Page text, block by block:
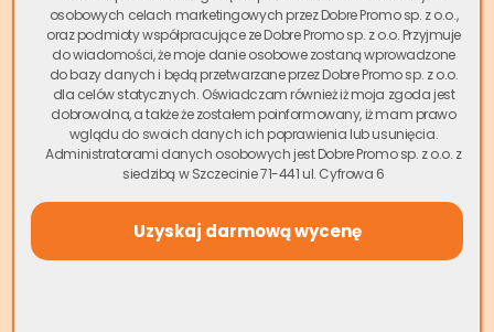
Jak działa komornik i co może
zająć na poczet spłaty długu?
osobowych celach marketingowych przez Dobre Promo sp. z o.o.,
oraz podmioty współpracujące ze Dobre Promo sp. z o.o. Przyjmuje
do wiadomości, że moje danie osobowe zostaną wprowadzone
do bazy danych i będą przetwarzane przez Dobre Promo sp. z o.o.
dla celów statycznych. Oświadczam również iż moja zgoda jest
dobrowolna, a także że zostałem poinformowany, iż mam prawo
wglądu do swoich danych ich poprawienia lub usunięcia.
Administratorami danych osobowych jest Dobre Promo sp. z o.o. z
siedzibą w Szczecinie 71-441 ul. Cyfrowa 6